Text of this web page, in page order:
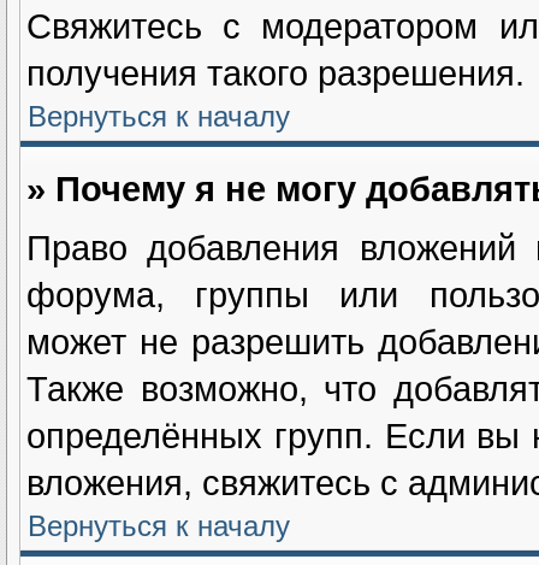
Свяжитесь с модератором
получения такого разрешения.
Вернуться к началу
» Почему я не могу
Право добавления
форума, группы или
может не разрешить
Также возможно, что
определённых групп. Если вы
вложения, свяжитесь с
Вернуться к началу